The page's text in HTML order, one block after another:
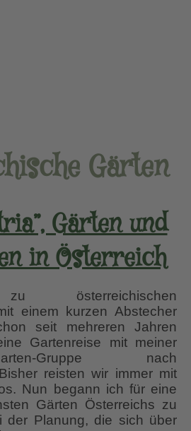
Gärten
Gärten und
in Österreich
österreichischen
einem kurzen Abstecher
seit mehreren Jahren
Gartenreise mit meiner
Gruppe nach
reisten wir immer mit
Nun begann ich für eine
Gärten Österreichs zu
der Planung, die sich über